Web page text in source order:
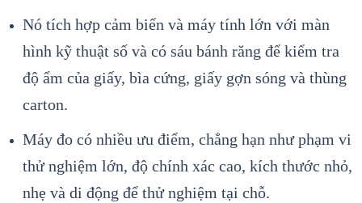
Nó tích hợp cảm biến và máy tính lớn với màn
hình kỹ thuật số và có sáu bánh răng để kiểm tra
độ ẩm của giấy, bìa cứng, giấy gợn sóng và thùng
carton.
Máy đo có nhiều ưu điểm, chẳng hạn như phạm vi
thử nghiệm lớn, độ chính xác cao, kích thước nhỏ,
nhẹ và di động để thử nghiệm tại chỗ.